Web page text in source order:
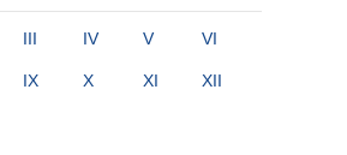
III IV V VI
IX X XI XII